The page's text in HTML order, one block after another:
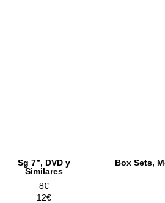
Sg 7”, DVD y
Similares
Box Sets,
8€
12€